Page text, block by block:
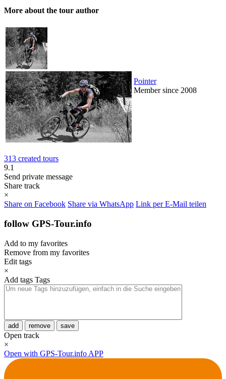
More about the tour author
Pointer
Member since 2008
313 created tours
9.1
Send private message
Share track
×
Share on Facebook Share via WhatsApp Link per E-Mail teilen
follow GPS-Tour.info
Add to my favorites
Remove from my favorites
Edit tags
×
Add tags Tags
add remove save
Open track
×
Open with GPS-Tour.info APP